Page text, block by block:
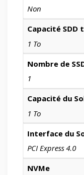
Non
Capacité SDD
1 To
Nombre de
1
Capacité du
1 To
Interface du
PCI Express 4.0
NVMe